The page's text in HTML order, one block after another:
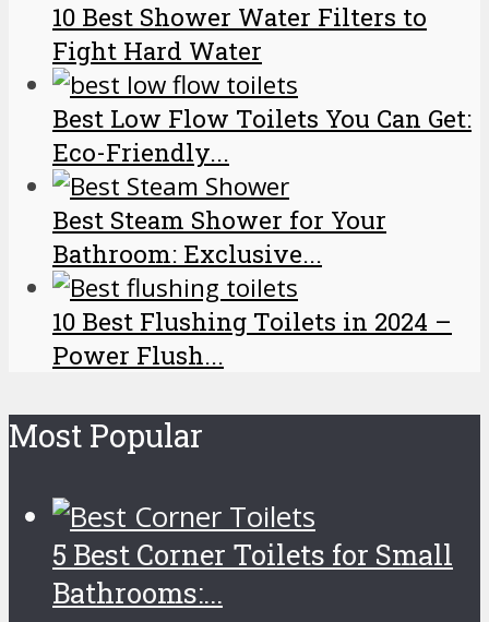
10 Best Shower Water Filters to
Fight Hard Water
Best Low Flow Toilets You Can Get:
Eco-Friendly...
Best Steam Shower for Your
Bathroom: Exclusive...
10 Best Flushing Toilets in 2024 –
Power Flush...
Most Popular
5 Best Corner Toilets for Small
Bathrooms:...